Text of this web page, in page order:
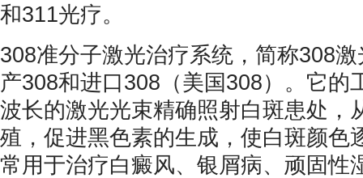
和311光疗。
308准分子激光治疗系统，简称308
产308和进口308（美国308）。它的
波长的激光光束精确照射白斑患处，
殖，促进黑色素的生成，使白斑颜色
常用于治疗白癜风、银屑病、顽固性